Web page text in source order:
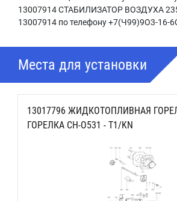
13007914 СТАБИЛИЗАТОР ВОЗДУХА
13007914 по телефону +7(Ч99)9О3-16-
Места для установки
13017796 ЖИДКОТОПЛИВНАЯ
ГОРЕЛКА CH-O531 - T1/KN